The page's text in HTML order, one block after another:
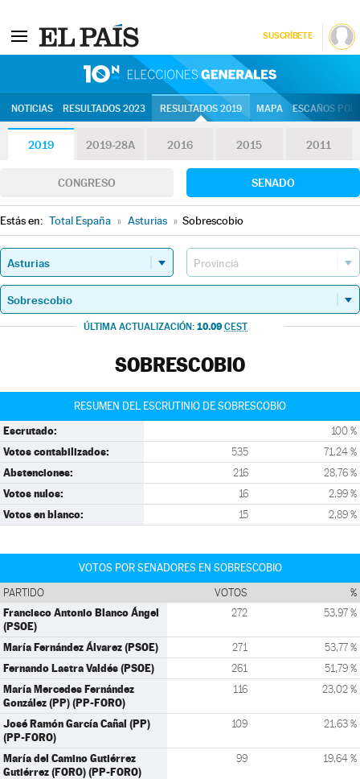
SUSCRÍBETE
NOTICIAS RESULTADOS 2023 RESULTADOS 2019 MAPA ESCAÑOS
2019 2019-28A 2016 2015 2011
CONGRESO SENADO
Estás en: Total España » Asturias » Sobrescobio
ÚLTIMA ACTUALIZACIÓN: 10.09 CEST
SOBRESCOBIO
RESUMEN DEL ESCRUTINIO DE SOBRESCOBIO
Escrutado: 100 %
Votos contabilizados: 535 71,24 %
Abstenciones: 216 28,76 %
Votos nulos: 16 2,99 %
Votos en blanco: 15 2,89 %
VOTOS POR SENADORES EN SOBRESCOBIO
PARTIDO VOTOS %
Francisco Antonio Blanco Ángel
(PSOE)
272 53,97 %
María Fernández Álvarez (PSOE) 271 53,77 %
Fernando Lastra Valdés (PSOE) 261 51,79 %
María Mercedes Fernández
González (PP) (PP-FORO)
116 23,02 %
José Ramón García Cañal (PP)
(PP-FORO)
109 21,63 %
María del Camino Gutiérrez
Gutiérrez (FORO) (PP-FORO)
99 19,64 %